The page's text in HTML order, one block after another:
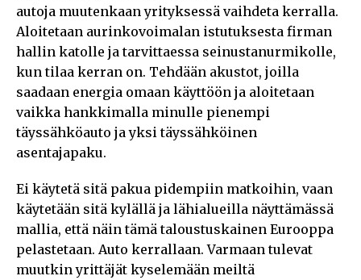
autoja muutenkaan yrityksessä vaihdeta kerralla.
Aloitetaan aurinkovoimalan istutuksesta firman
hallin katolle ja tarvittaessa seinustanurmikolle,
kun tilaa kerran on. Tehdään akustot, joilla
saadaan energia omaan käyttöön ja aloitetaan
vaikka hankkimalla minulle pienempi
täyssähköauto ja yksi täyssähköinen
asentajapaku.
Ei käytetä sitä pakua pidempiin matkoihin, vaan
käytetään sitä kylällä ja lähialueilla näyttämässä
mallia, että näin tämä taloustuskainen Eurooppa
pelastetaan. Auto kerrallaan. Varmaan tulevat
muutkin yrittäjät kyselemään meiltä